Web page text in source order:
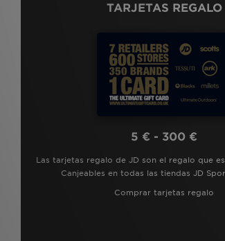
TARJETAS REGALO
5 € - 300 €
Las tarjetas regalo de JD son el regalo que
Canjeables en todas las tiendas JD
Comprar tarjetas regalo